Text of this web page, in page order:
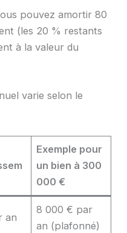
pouvez amortir 80
(les 20 % restants
à la valeur du
varie selon le
Exemple pour
un bien à 300
000 €
an
8 000 € par
an (plafonné)